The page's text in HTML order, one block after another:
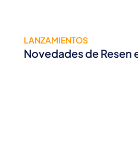
LANZAMIENTOS
Novedades de Resen